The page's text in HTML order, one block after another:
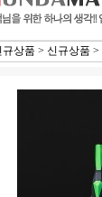
규상품 > 신규상품 >